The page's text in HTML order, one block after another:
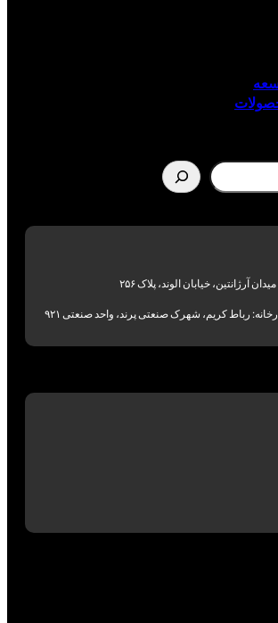
آرژانتین، خیابان الوند، پلاک ۲۵۶
رباط کریم، شهرک صنعتی پرند، واحد صنعتی ۹۲۱